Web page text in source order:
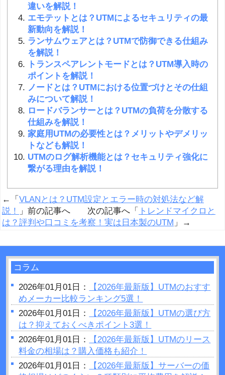
違いを解説！
エモテットとは？UTMによるセキュリティの最
新動向を解説！
ランサムウェアとは？UTMで防御できる仕組み
を解説！
トランスペアレントモードとは？UTM導入時の
ポイントを解説！
ノードとは？UTMにおける位置づけとその仕組
みについて解説！
ロードバランサーとは？UTMの負荷を分散する
仕組みを解説！
家庭用UTMの必要性とは？メリットやデメリッ
トなども解説！
UTMのログ解析機能とは？セキュリティ強化に
繋がる理由を解説！
←「 VLANとは？UTM設定とエラー時の対処法など解
説！
」前の記事へ 次の記事へ「
トレンドマイクロと
は？評判や口コミを考察！実は日本製のUTM 」→
コラム
2026年01月01日：
【2026年最新版】UTMのおすす
めメーカー比較ランキング5選！
2026年01月01日：
【2026年最新版】UTMの選び方
は？抑えておくべきポイント3選！
2026年01月01日：
【2026年最新版】UTMのリース
料金の相場は？購入価格も紹介！
2026年01月01日：
【2026年最新版】サーバーの価